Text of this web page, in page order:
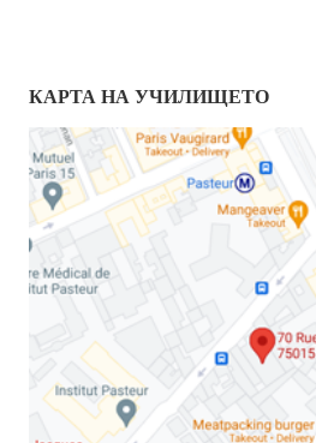
КАРТА НА УЧИЛИЩЕТО